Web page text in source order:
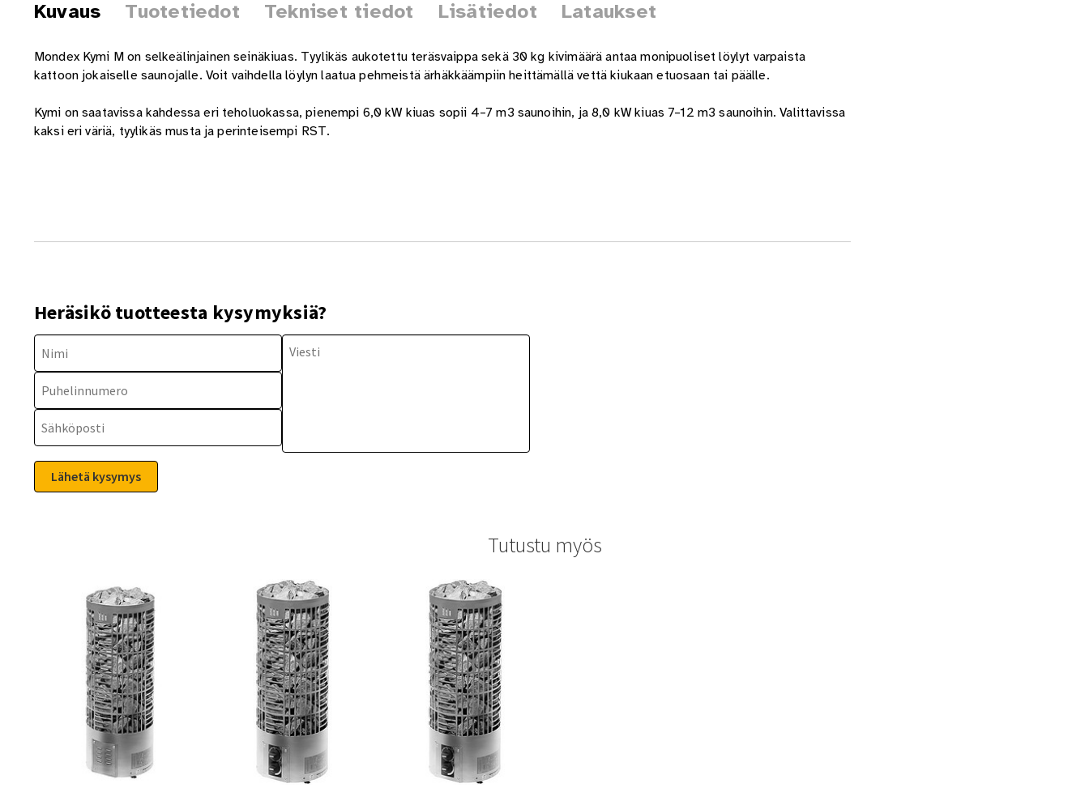
Kuvaus Tuotetiedot Tekniset tiedot Lisätiedot Lataukset
Mondex Kymi M on selkeälinjainen seinäkiuas. Tyylikäs aukotettu teräsvaippa sekä 30 kg kivimäärä antaa monipuoliset löylyt varpaista
kattoon jokaiselle saunojalle. Voit vaihdella löylyn laatua pehmeistä ärhäkkäämpiin heittämällä vettä kiukaan etuosaan tai päälle.
Kymi on saatavissa kahdessa eri teholuokassa, pienempi 6,0 kW kiuas sopii 4–7 m3 saunoihin, ja 8,0 kW kiuas 7–12 m3 saunoihin. Valittavissa
kaksi eri väriä, tyylikäs musta ja perinteisempi RST.
Heräsikö tuotteesta kysymyksiä?
Tutustu myös